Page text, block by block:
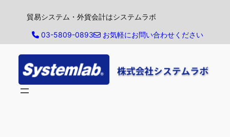
ス
貿易システム・外貨会計はシステムラボ
03-5809-0893 お気軽にお問い合わせください